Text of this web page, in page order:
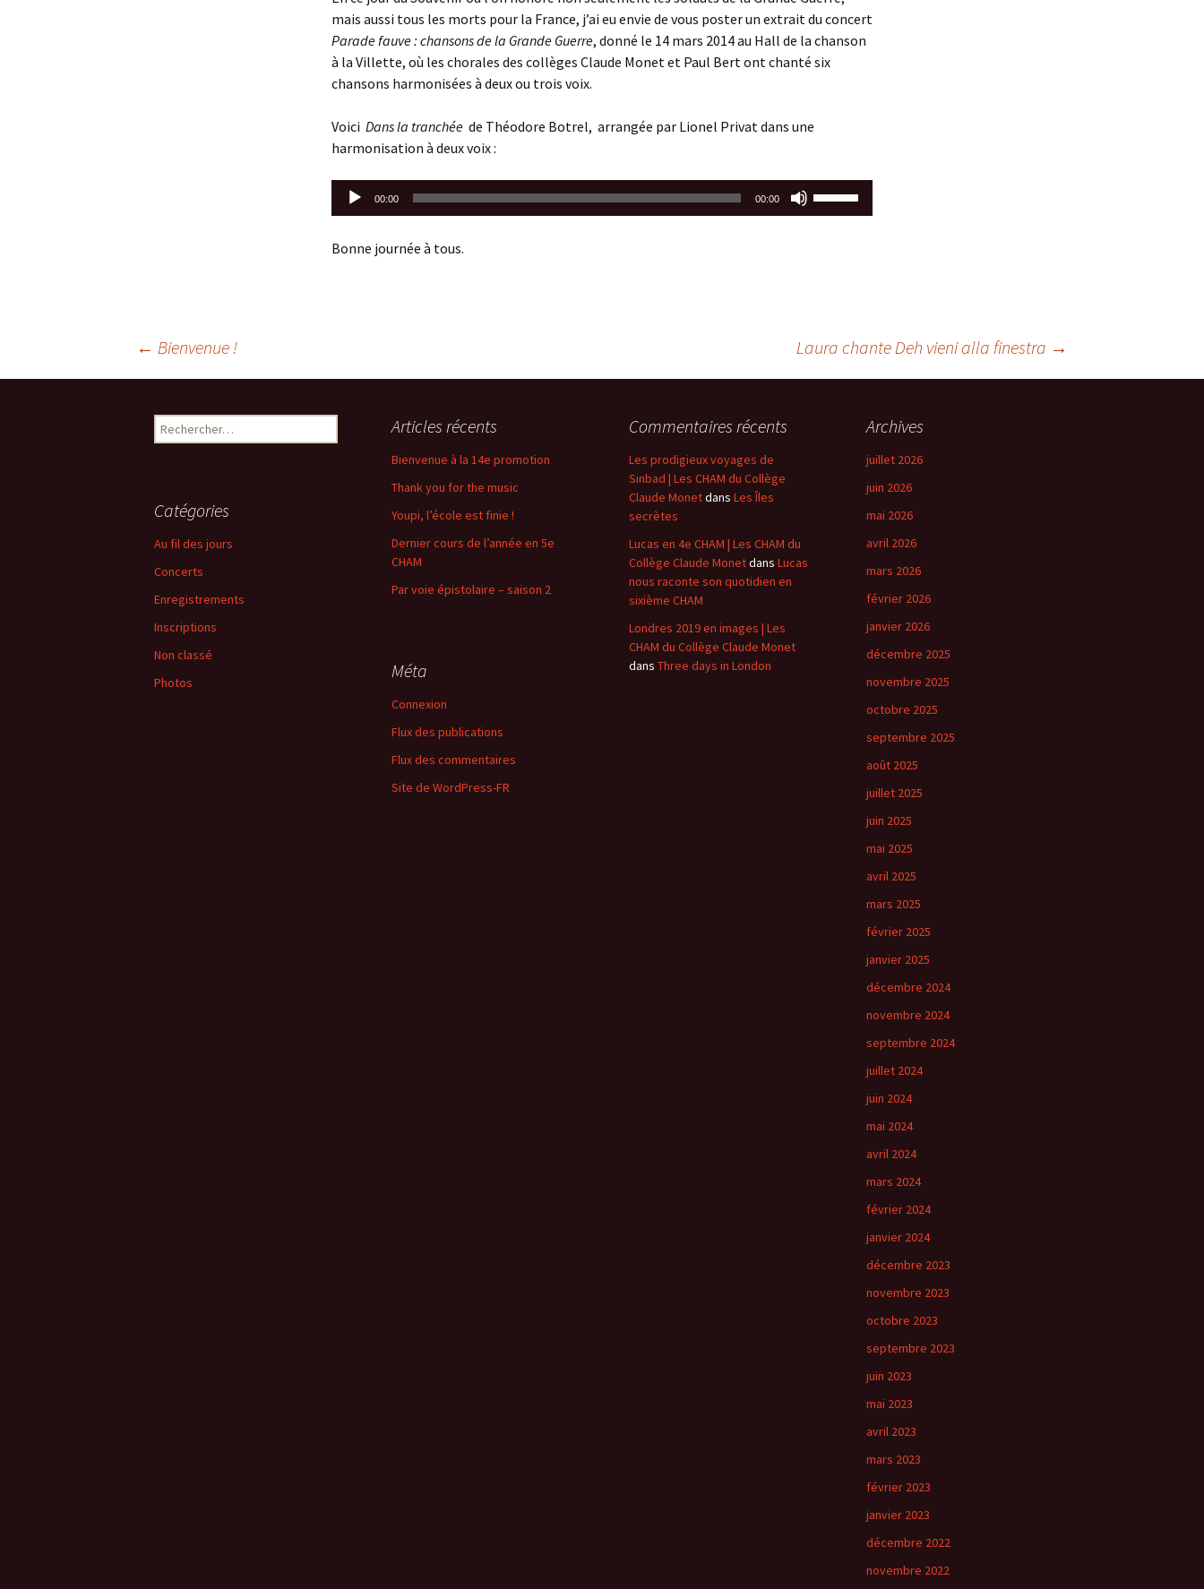
mais aussi tous les morts pour la France, j’ai eu envie de vous poster un extrait du concert
Parade fauve : chansons de la Grande Guerre, donné le 14 mars 2014 au Hall de la chanson
à la Villette, où les chorales des collèges Claude Monet et Paul Bert ont chanté six
chansons harmonisées à deux ou trois voix.
Voici Dans la tranchée de Théodore Botrel, arrangée par Lionel Privat dans une
harmonisation à deux voix :
Lecteur
audio
00:00 00:00
diminuer
volume.
Bonne journée à tous.
Navigation
← Bienvenue ! Laura chante Deh vieni alla finestra →
Rechercher : Articles récents
Bienvenue à la 14e promotion
Thank you for the music
Youpi, l’école est finie !
Dernier cours de l’année en 5e
CHAM
Par voie épistolaire – saison 2
Commentaires récents
Les prodigieux voyages de
Sinbad | Les CHAM du Collège
Claude Monetdans Les Îles
secrètes
Lucas en 4e CHAM | Les CHAM du
Collège Claude Monetdans Lucas
nous raconte son quotidien en
sixième CHAM
Londres 2019 en images | Les
CHAM du Collège Claude Monet
dans Three days in London
Archives
juillet 2026
juin 2026
mai 2026
avril 2026
mars 2026
février 2026
janvier 2026
décembre 2025
novembre 2025
octobre 2025
septembre 2025
août 2025
juillet 2025
juin 2025
mai 2025
avril 2025
mars 2025
février 2025
janvier 2025
décembre 2024
novembre 2024
septembre 2024
juillet 2024
juin 2024
mai 2024
avril 2024
mars 2024
février 2024
janvier 2024
décembre 2023
novembre 2023
octobre 2023
septembre 2023
juin 2023
mai 2023
avril 2023
mars 2023
février 2023
janvier 2023
décembre 2022
novembre 2022
Catégories
Au fil des jours
Concerts
Enregistrements
Inscriptions
Non classé
Photos
Méta
Connexion
Flux des publications
Flux des commentaires
Site de WordPress-FR